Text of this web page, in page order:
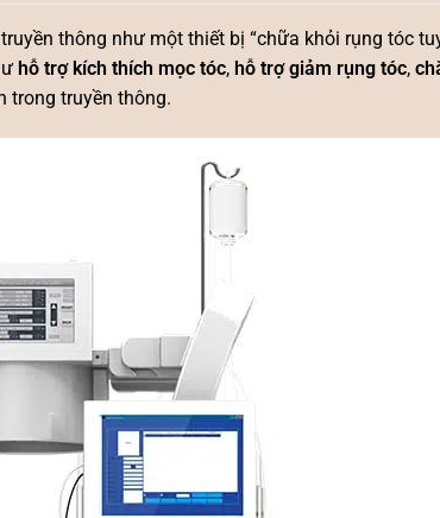
thông như một thiết bị “chữa khỏi rụng tóc
hỗ trợ kích thích mọc tóc, hỗ trợ giảm rụng tóc,
trong truyền thông.